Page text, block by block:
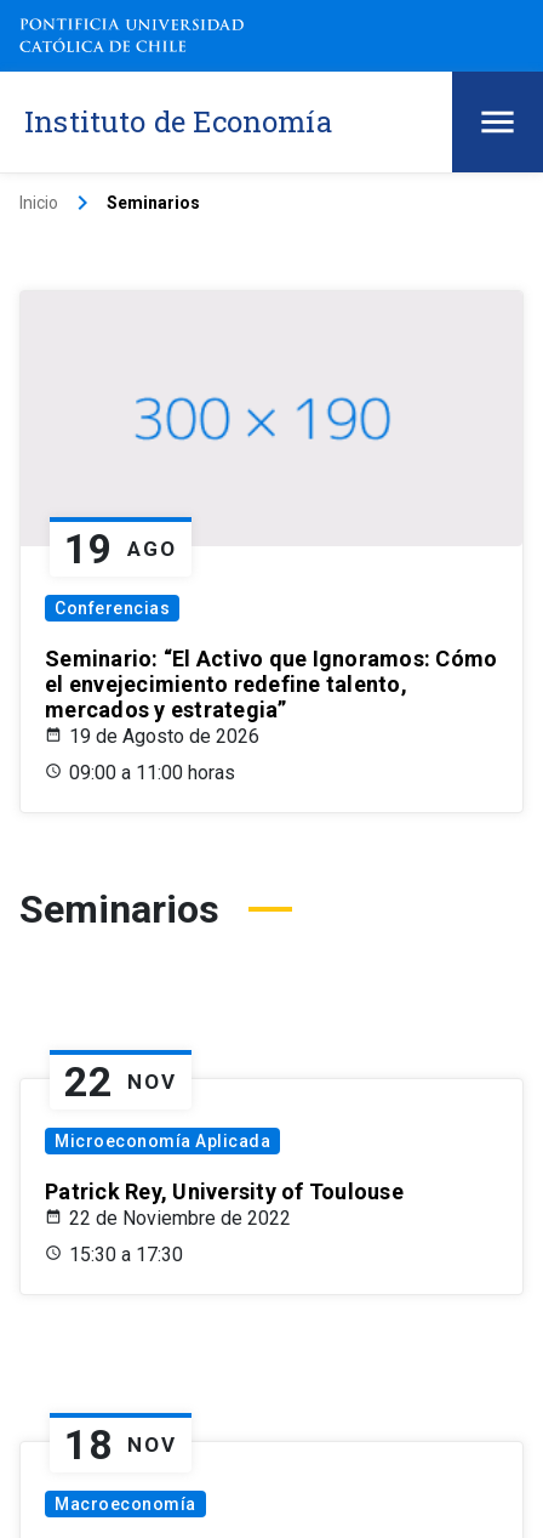
Instituto de Economía
Inicio keyboard_arrow_right Seminarios
19 AGO
Conferencias
Seminario: “El Activo que Ignoramos: Cómo
el envejecimiento redefine talento,
mercados y estrategia”
19 de Agosto de 2026
09:00 a 11:00 horas
Seminarios
22 NOV
Microeconomía Aplicada
Patrick Rey, University of Toulouse
22 de Noviembre de 2022
15:30 a 17:30
18 NOV
Macroeconomía